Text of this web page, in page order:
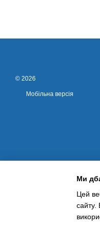
© 2026
Мобільна версія
Ми
Цей
сайту.